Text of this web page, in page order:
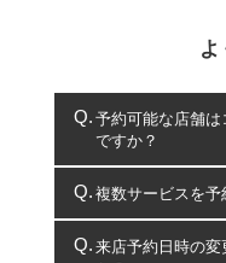
よ
予約可能な店舗
ですか？
コクピット・タ
複数サービスを予
複数サービスの
来店予約日時の